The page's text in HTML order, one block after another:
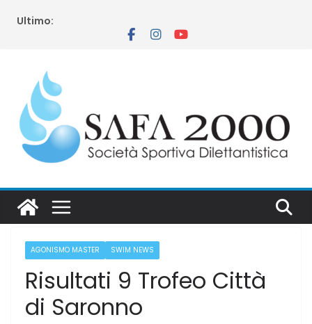
Ultimo:
AGONISMO MASTER SWIM NEWS
Risultati 9 Trofeo Città
di Saronno